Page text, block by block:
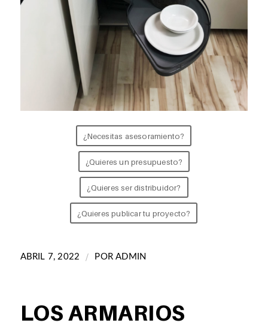
¿Necesitas asesoramiento?
¿Quieres un presupuesto?
¿Quieres ser distribuidor?
¿Quieres publicar tu proyecto?
ABRIL 7, 2022 / PORADMIN
LOS ARMARIOS